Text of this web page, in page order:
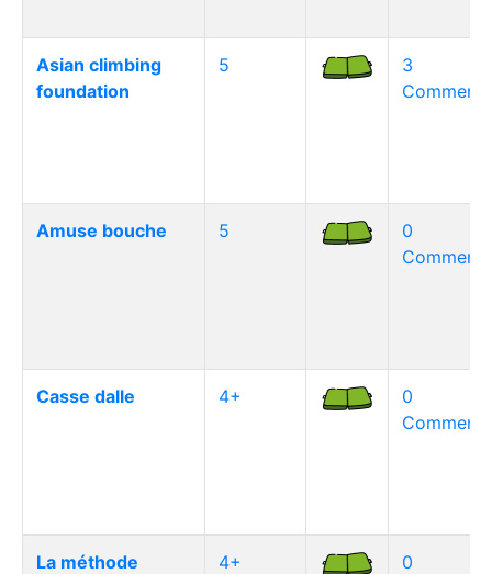
Asian climbing
foundation
5
3
Amuse bouche 5
0
Casse dalle 4+
0
La méthode
4+
0